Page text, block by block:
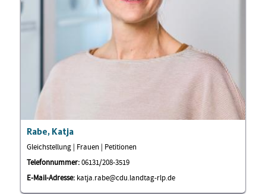
Rabe, Katja
Gleichstellung | Frauen | Petitionen
Telefonnummer:06131/208-3519
E-Mail-Adresse: katja.rabe@cdu.landtag-rlp.de